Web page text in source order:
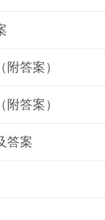
答案）
答案）
答案